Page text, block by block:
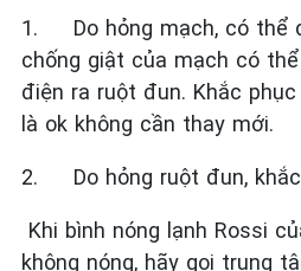
1.
Do hỏng mạch, có thể
chống giật của mạch có
điện ra ruột đun. Khắc
là ok không cần thay mới.
2. Do hỏng ruột đun,
Khi bình nóng lạnh Rossi
không nóng, hãy gọi trung